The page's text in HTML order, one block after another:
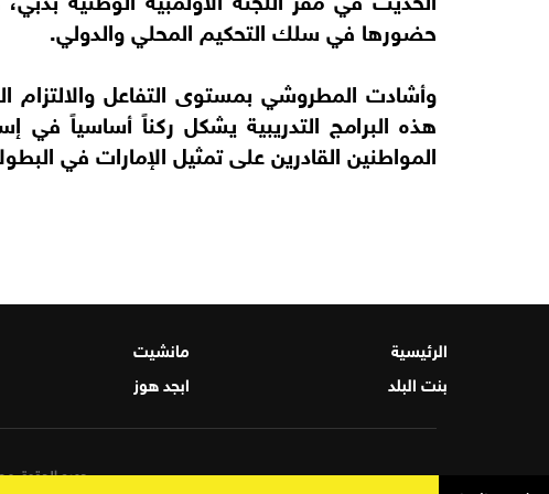
حضورها في سلك التحكيم المحلي والدولي.
وأشادت المطروشي بمستوى التفاعل والالتزام
هذه البرامج التدريبية يشكل ركناً أساسياً في
المواطنين القادرين على تمثيل الإمارات في
الرئيسية مانشيت
بنت البلد
ابجد هوز
جميع الحقوق